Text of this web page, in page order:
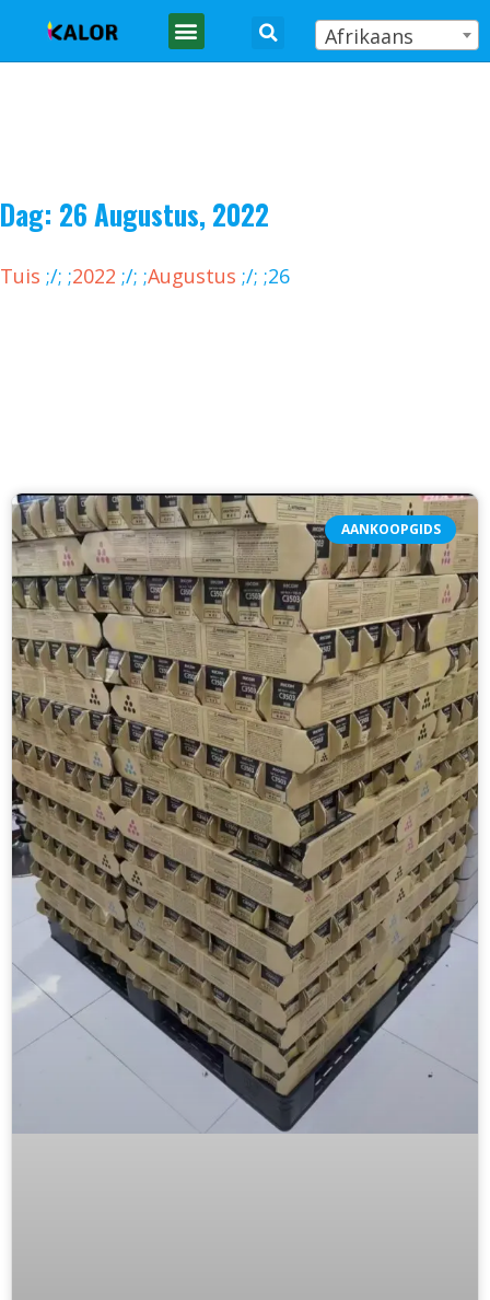
Afrikaans
Dag: 26 Augustus, 2022
Tuis ;/; ;2022 ;/; ;Augustus ;/; ;26
AANKOOPGIDS